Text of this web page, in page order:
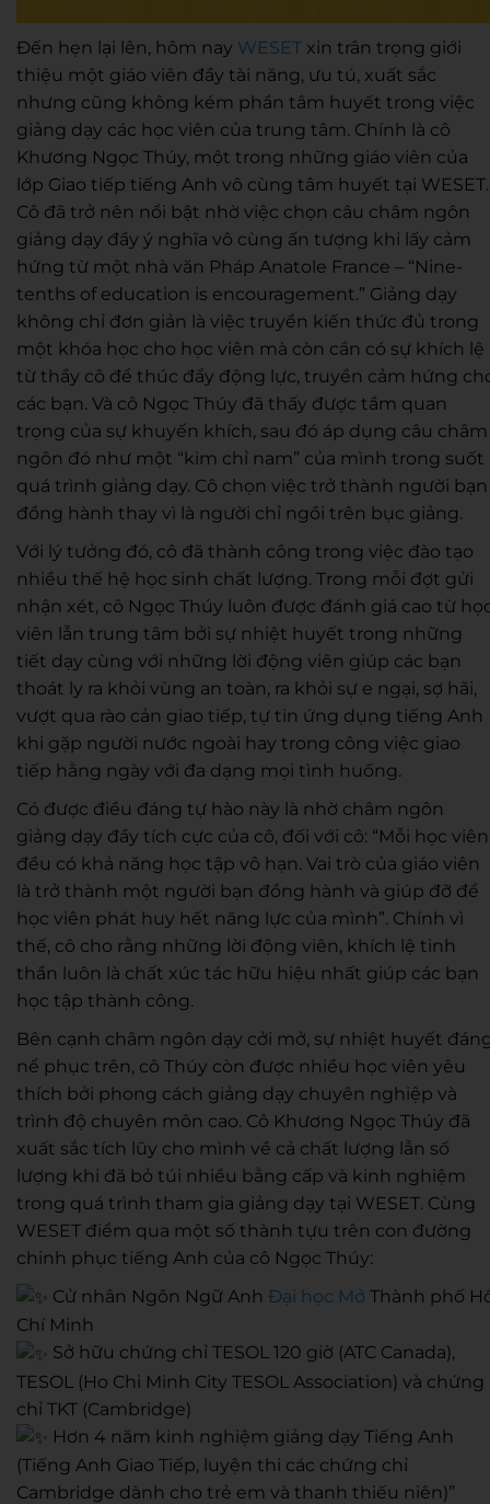
Đến hẹn lại lên, hôm nay WESET xin trân trọng giới
thiệu một giáo viên đầy tài năng, ưu tú, xuất sắc
nhưng cũng không kém phần tâm huyết trong việc
giảng dạy các học viên của trung tâm. Chính là cô
Khương Ngọc Thúy, một trong những giáo viên của
lớp Giao tiếp tiếng Anh vô cùng tâm huyết tại WESET.
Cô đã trở nên nổi bật nhờ việc chọn câu châm ngôn
giảng dạy đầy ý nghĩa vô cùng ấn tượng khi lấy cảm
hứng từ một nhà văn Pháp Anatole France – “Nine-
tenths of education is encouragement.” Giảng dạy
không chỉ đơn giản là việc truyền kiến thức đủ trong
một khóa học cho học viên mà còn cần có sự khích lệ
từ thầy cô để thúc đẩy động lực, truyền cảm hứng
các bạn. Và cô Ngọc Thúy đã thấy được tầm quan
trọng của sự khuyến khích, sau đó áp dụng câu châm
ngôn đó như một “kim chỉ nam” của mình trong suốt
quá trình giảng dạy. Cô chọn việc trở thành người bạn
đồng hành thay vì là người chỉ ngồi trên bục giảng.
Với lý tưởng đó, cô đã thành công trong việc đào tạo
nhiều thế hệ học sinh chất lượng. Trong mỗi đợt gửi
nhận xét, cô Ngọc Thúy luôn được đánh giá cao từ
viên lẫn trung tâm bởi sự nhiệt huyết trong những
tiết dạy cùng với những lời động viên giúp các bạn
thoát ly ra khỏi vùng an toàn, ra khỏi sự e ngại, sợ hãi,
vượt qua rào cản giao tiếp, tự tin ứng dụng tiếng Anh
khi gặp người nước ngoài hay trong công việc giao
tiếp hằng ngày với đa dạng mọi tình huống.
Có được điều đáng tự hào này là nhờ châm ngôn
giảng dạy đầy tích cực của cô, đối với cô: “Mỗi học viên
đều có khả năng học tập vô hạn. Vai trò của giáo viên
là trở thành một người bạn đồng hành và giúp đỡ để
học viên phát huy hết năng lực của mình”. Chính vì
thế, cô cho rằng những lời động viên, khích lệ tinh
thần luôn là chất xúc tác hữu hiệu nhất giúp các bạn
học tập thành công.
Bên cạnh châm ngôn dạy cởi mở, sự nhiệt huyết
nể phục trên, cô Thúy còn được nhiều học viên yêu
thích bởi phong cách giảng dạy chuyên nghiệp và
trình độ chuyên môn cao. Cô Khương Ngọc Thúy đã
xuất sắc tích lũy cho mình về cả chất lượng lẫn số
lượng khi đã bỏ túi nhiều bằng cấp và kinh nghiệm
trong quá trình tham gia giảng dạy tại WESET. Cùng
WESET điểm qua một số thành tựu trên con đường
chinh phục tiếng Anh của cô Ngọc Thúy:
Cử nhân Ngôn Ngữ Anh Đại học Mở Thành phố
Chí Minh
Sở hữu chứng chỉ TESOL 120 giờ (ATC Canada),
TESOL (Ho Chi Minh City TESOL Association) và chứng
chỉ TKT (Cambridge)
Hơn 4 năm kinh nghiệm giảng dạy Tiếng Anh
(Tiếng Anh Giao Tiếp, luyện thi các chứng chỉ
Cambridge dành cho trẻ em và thanh thiếu niên)”